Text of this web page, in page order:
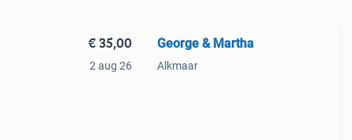
€ 35,00
2 aug 26
George & Martha
Alkmaar